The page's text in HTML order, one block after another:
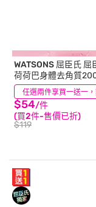
WATSONS 屈臣氏 屈
荷荷巴身體去角質
$54/件
(買2件-售價已折)
$119
(26)